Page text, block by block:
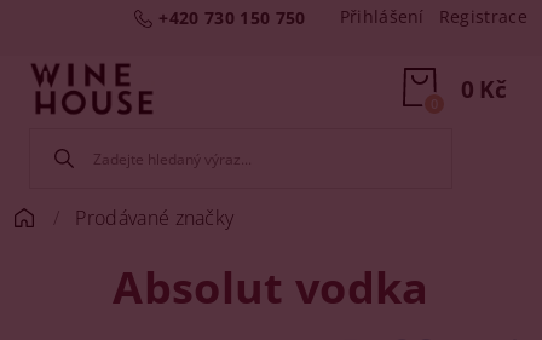
+420 730 150 750 Přihlášení Registrace
0 Kč
0
Prodávané značky
Absolut vodka